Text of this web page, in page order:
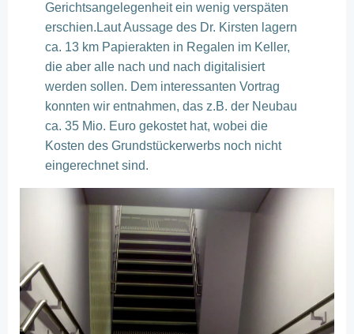
Gerichtsangelegenheit ein wenig verspäten
erschien.Laut Aussage des Dr. Kirsten lagern
ca. 13 km Papierakten in Regalen im Keller,
die aber alle nach und nach digitalisiert
werden sollen. Dem interessanten Vortrag
konnten wir entnahmen, das z.B. der Neubau
ca. 35 Mio. Euro gekostet hat, wobei die
Kosten des Grundstückerwerbs noch nicht
eingerechnet sind.